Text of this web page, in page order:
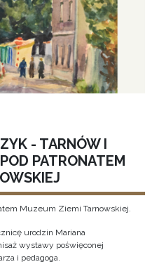
- TARNÓW I
PATRONATEM
Muzeum Ziemi Tarnowskiej.
urodzin Mariana
wystawy poświęconej
i pedagoga.